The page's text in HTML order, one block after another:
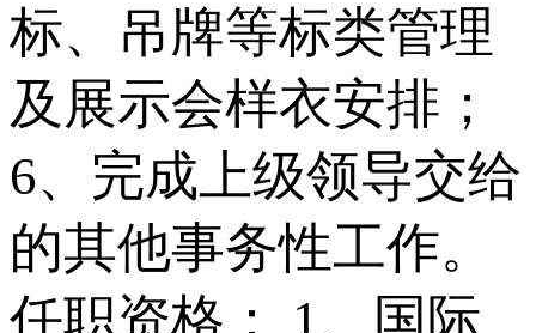
标、吊牌等标类管理
及展示会样衣安排；
6、完成上级领导交给
的其他事务性工作。
任职资格： 1、国际